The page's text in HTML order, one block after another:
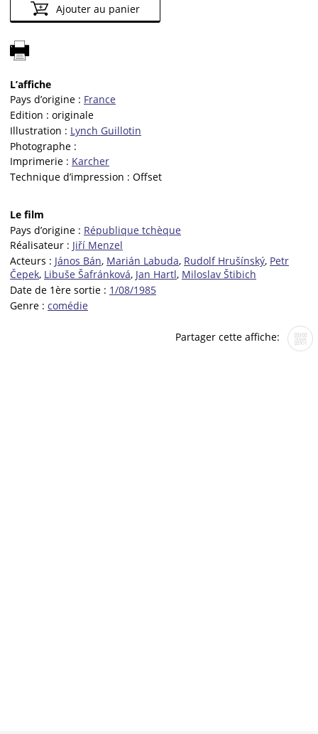
Ajouter au panier
L’affiche
Pays d’origine : France
Edition : originale
Illustration : Lynch Guillotin
Photographe :
Imprimerie : Karcher
Technique d’impression : Offset
Le film
Pays d’origine : République tchèque
Réalisateur : Jiří Menzel
Acteurs : János Bán, Marián Labuda, Rudolf Hrušínský, Petr
Čepek, Libuše Šafránková, Jan Hartl, Miloslav Štibich
Date de 1ère sortie : 1/08/1985
Genre : comédie
Partager cette affiche: